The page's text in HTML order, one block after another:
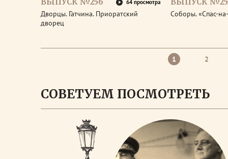
64 просмотра
Дворцы. Гатчина. Приоратский
дворец
Соборы. «Спас-
1 2
СОВЕТУЕМ ПОСМОТРЕТЬ